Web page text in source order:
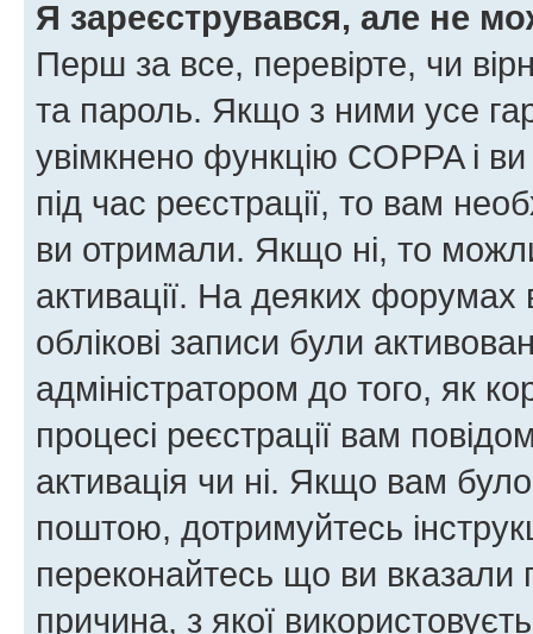
Я зареєструвався, але не
Перш за все, перевірте, чи
та пароль. Якщо з ними усе
увімкнено функцію COPPA і
під час реєстрації, то вам
ви отримали. Якщо ні, то
активації. На деяких форумах
облікові записи були
адміністратором до того, як
процесі реєстрації вам
активація чи ні. Якщо вам
поштою, дотримуйтесь
переконайтесь що ви
причина, з якої